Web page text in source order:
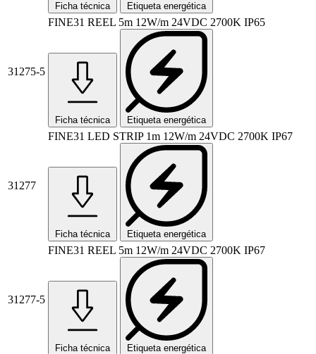
Ficha técnica Etiqueta energética
31275-5
FINE31 REEL 5m 12W/m 24VDC 2700K IP65
Ficha técnica Etiqueta energética
31277
FINE31 LED STRIP 1m 12W/m 24VDC 2700K IP67
Ficha técnica Etiqueta energética
31277-5
FINE31 REEL 5m 12W/m 24VDC 2700K IP67
Ficha técnica Etiqueta energética